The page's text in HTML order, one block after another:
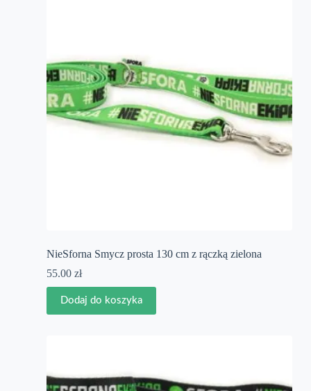
NieSforna Smycz prosta 130 cm z rączką zielona
55.00 zł
Dodaj do koszyka